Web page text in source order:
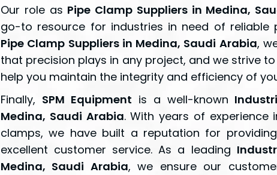
Our role as Pipe Clamp Suppliers in Medina,
go-to resource for industries in need of reliable
Pipe Clamp Suppliers in Medina, Saudi Arabia,
that precision plays in any project, and we strive
help you maintain the integrity and efficiency of
Finally, SPM Equipment is a well-known
Medina, Saudi Arabia. With years of experience
clamps, we have built a reputation for
excellent customer service. As a leading
Medina, Saudi Arabia, we ensure our